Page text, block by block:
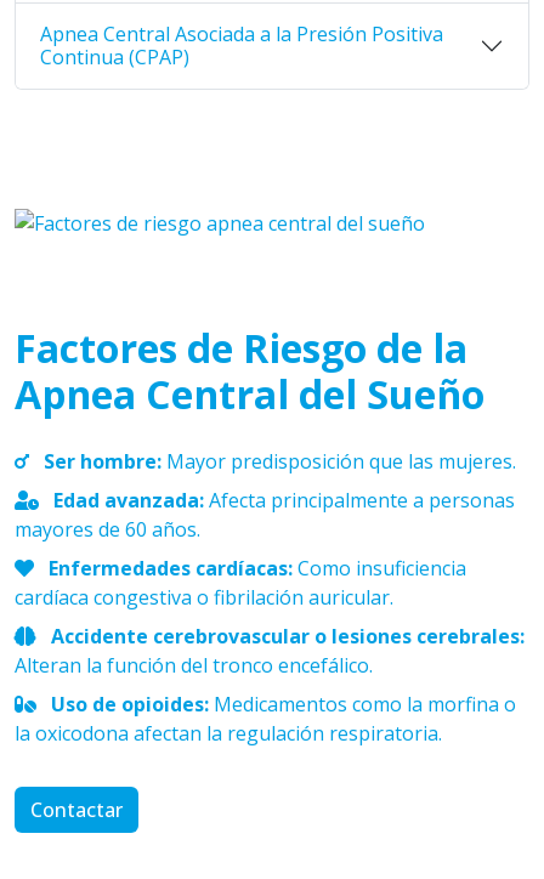
Apnea Central Asociada a la Presión Positiva
Continua (CPAP)
Factores de Riesgo de la
Apnea Central del Sueño
Ser hombre: Mayor predisposición que las mujeres.
Edad avanzada:Afecta principalmente a personas
mayores de 60 años.
Enfermedades cardíacas:Como insuficiencia
cardíaca congestiva o fibrilación auricular.
Accidente cerebrovascular o lesiones cerebrales:
Alteran la función del tronco encefálico.
Uso de opioides: Medicamentos como la morfina o
la oxicodona afectan la regulación respiratoria.
Contactar